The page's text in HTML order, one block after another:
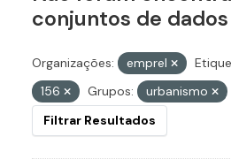
conjuntos de dados
Organizações: emprel
156
Grupos:
urbanismo
Filtrar Resultados